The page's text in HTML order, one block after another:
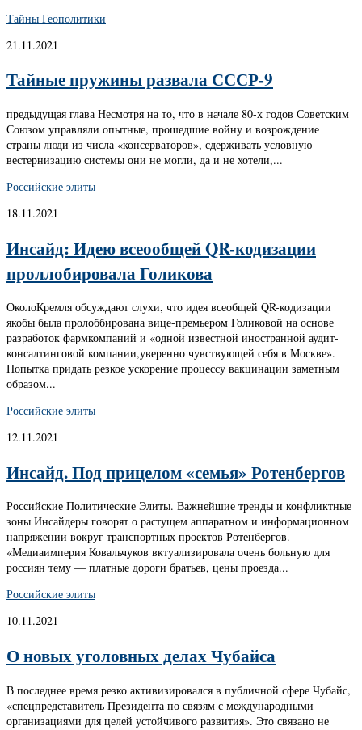
Тайны Геополитики
21.11.2021
Тайные пружины развала СССР-9
предыдущая глава Несмотря на то, что в начале 80-х годов Советским
Союзом управляли опытные, прошедшие войну и возрождение
страны люди из числа «консерваторов», сдерживать условную
вестернизацию системы они не могли, да и не хотели,...
Российские элиты
18.11.2021
Инсайд: Идею всеообщей QR-кодизации
проллобировала Голикова
ОколоКремля обсуждают слухи, что идея всеобщей QR-кодизации
якобы была пролоббирована вице-премьером Голиковой на основе
разработок фармкомпаний и «одной известной иностранной аудит-
консалтинговой компании,уверенно чувствующей себя в Москве».
Попытка придать резкое ускорение процессу вакцинации заметным
образом...
Российские элиты
12.11.2021
Инсайд. Под прицелом «семья» Ротенбергов
Российские Политические Элиты. Важнейшие тренды и конфликтные
зоны Инсайдеры говорят о растущем аппаратном и информационном
напряжении вокруг транспортных проектов Ротенбергов.
«Медиаимперия Ковальчуков вктуализировала очень больную для
россиян тему — платные дороги братьев, цены проезда...
Российские элиты
10.11.2021
О новых уголовных делах Чубайса
В последнее время резко активизировался в публичной сфере Чубайс,
«спецпредставитель Президента по связям с международными
организациями для целей устойчивого развития». Это связано не